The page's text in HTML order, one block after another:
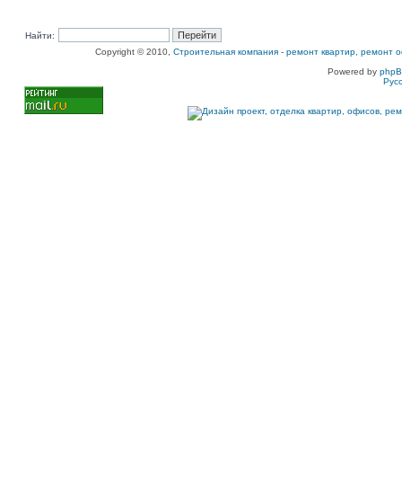
Найти:
Copyright © 2010, Строительная компания - ремонт квартир, ремонт
Powered by